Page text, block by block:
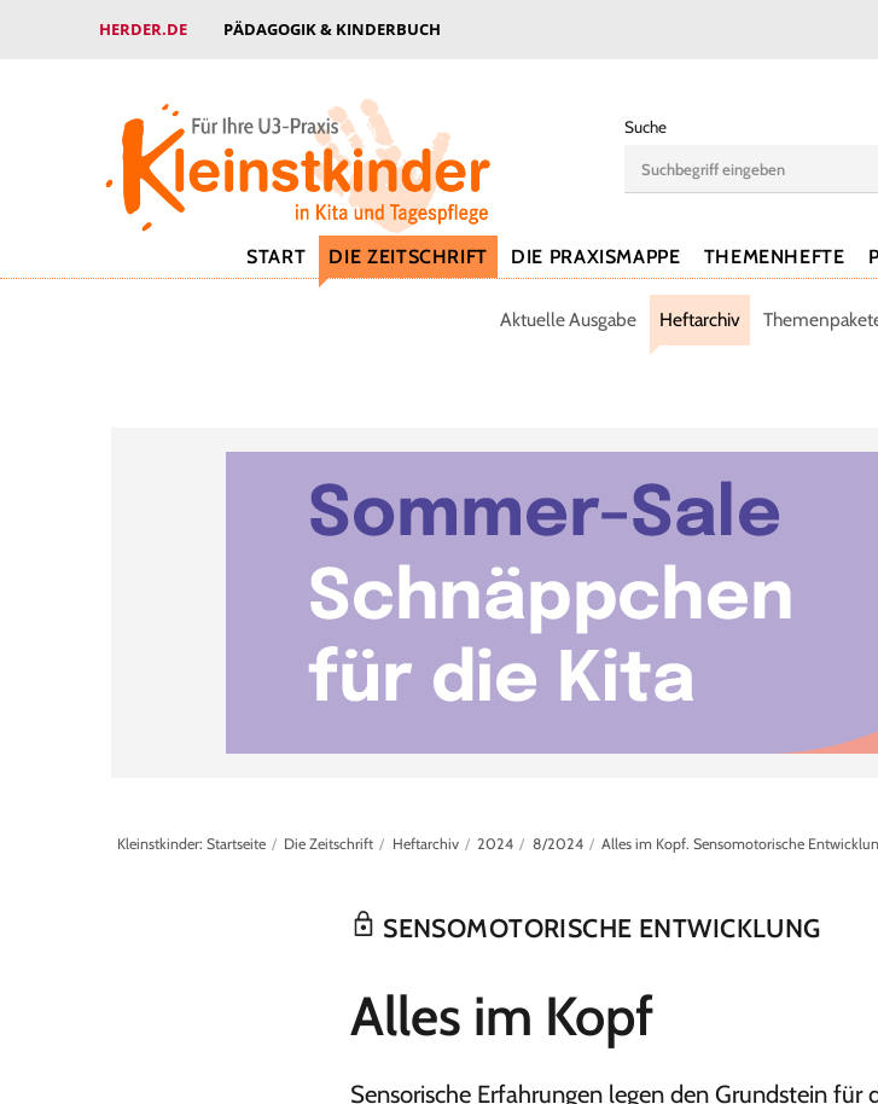
HERDER.DE PÄDAGOGIK & KINDERBUCH
Suche
START DIE ZEITSCHRIFT DIE PRAXISMAPPE THEMENHEFTE
Aktuelle Ausgabe Heftarchiv
Kleinstkinder: Startseite Die Zeitschrift Heftarchiv 2024 8/2024 Alles im Kopf. Sensomotorische
SENSOMOTORISCHE ENTWICKLUNG
:
Alles im Kopf
Sensorische Erfahrungen legen den Grundstein für